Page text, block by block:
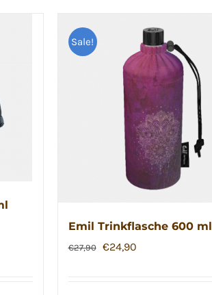
Sale!
Emil Trinkflasche 600 ml
€27,90
Ursprünglicher
€24,90Aktueller